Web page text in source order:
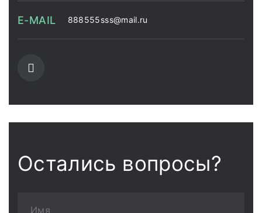
E-MAIL 888555sss@mail.ru
Остались вопросы?